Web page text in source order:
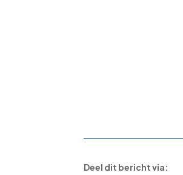
Deel dit bericht via: